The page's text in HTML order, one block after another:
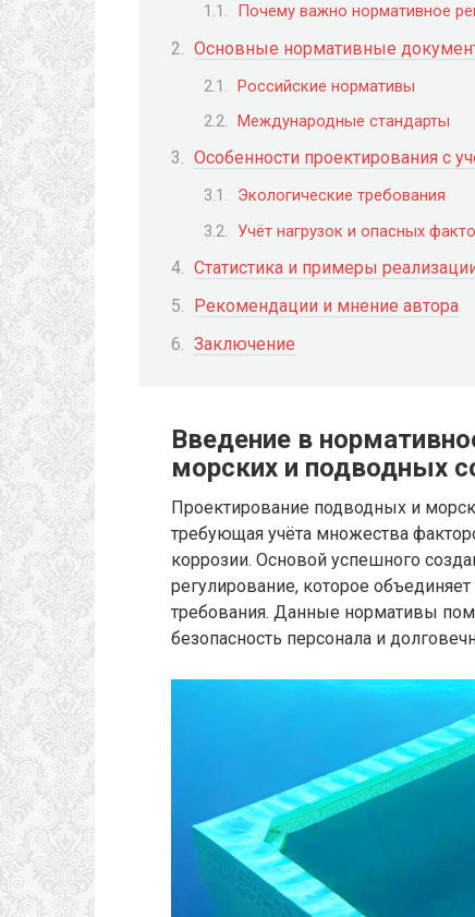
Почему важно нормативное
Основные нормативные
Российские нормативы
Международные стандарты
Особенности проектирования с
Экологические требования
Учёт нагрузок и опасных
Статистика и примеры
Рекомендации и мнение автора
Заключение
Введение в
морских и подводных
Проектирование подводных и
требующая учёта множества
коррозии. Основой успешного
регулирование, которое
требования. Данные нормативы
безопасность персонала и